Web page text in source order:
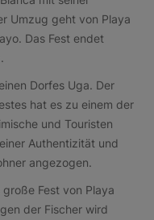
Umzug geht von Playa
Das Fest endet
Dorfes Uga. Der
hat es zu einem der
und Touristen
Authentizität und
angezogen.
große Fest von Playa
der Fischer wird